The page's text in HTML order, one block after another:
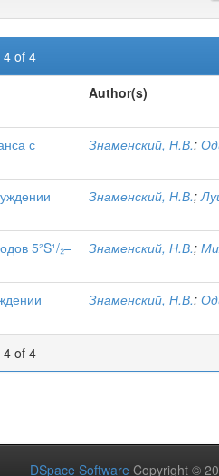
4 of 4
Author(s)
с
Знаменский, Н.В.;
Знаменский, Н.В.;
5²S¹/₂–
Знаменский, Н.В.;
Знаменский, Н.В.;
4 of 4
DSpace Software Copyright ©